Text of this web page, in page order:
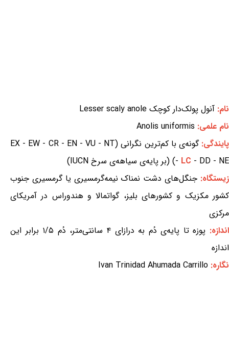
نام: آنول پولک‌دار کوچک Lesser scaly anole
نام علمی: Anolis uniformis
پایندگی:
گونه‌ی با کم‌ترین نگرانی (EX - EW - CR - EN - VU - NT
- LC - DD - NE) (بر پایه‌ی سیاهه‌ی سرخ IUCN)
زیستگاه: جنگل‌های دشت نمناک نیمه‌گرمسیری یا گرمسیری جنوب
کشور مکزیک و کشورهای بلیز، گواتمالا و هندوراس در آمریکای
مرکزی
اندازه:
پوزه تا پایه‌ی دُم به درازای ۴ سانتی‌متر، دُم ۱/۵ برابر این
اندازه
نگاره: Ivan Trinidad Ahumada Carrillo